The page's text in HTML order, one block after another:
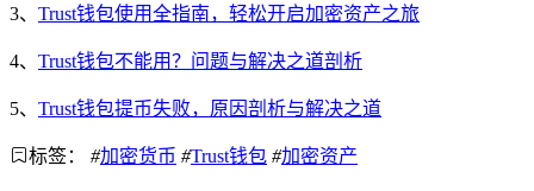
3、 Trust钱包使用全指南，轻松开启加密资产之旅
4、 Trust钱包不能用？问题与解决之道剖析
5、 Trust钱包提币失败，原因剖析与解决之道
标签： #加密货币 #Trust钱包 #加密资产